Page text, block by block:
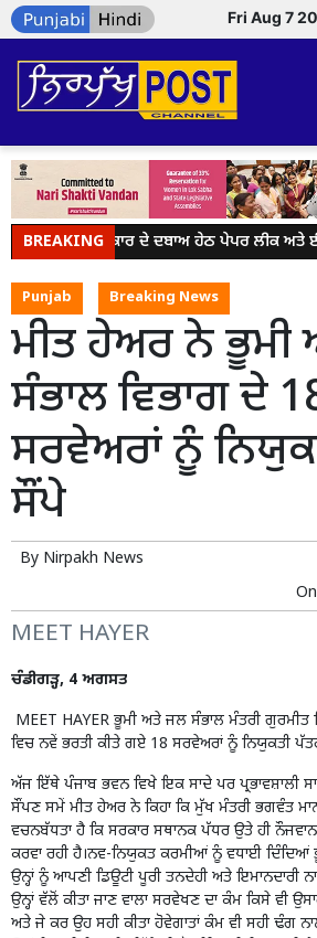
Fri Aug 7
BREAKING
ਮੋਦੀ ਸਰਕਾਰ ਦੇ ਦਬਾਅ ਹੇਠ ਪੇਪਰ ਲੀਕ ਅਤੇ
Punjab Breaking News
ਮੀਤ ਹੇਅਰ ਨੇ
ਸੰਭਾਲ ਵਿਭਾਗ ਦੇ
ਸਰਵੇਅਰਾਂ ਨੂੰ
ਸੌਂਪੇ
By Nirpakh News
On
MEET HAYER
ਚੰਡੀਗੜ੍ਹ, 4 ਅਗਸਤ
MEET HAYER ਭੂਮੀ ਅਤੇ ਜਲ ਸੰਭਾਲ ਮੰਤਰੀ ਗੁਰਮੀਤ
ਵਿਚ ਨਵੇਂ ਭਰਤੀ ਕੀਤੇ ਗਏ 18 ਸਰਵੇਅਰਾਂ ਨੂੰ ਨਿਯੁਕਤੀ
ਅੱਜ ਇੱਥੇ ਪੰਜਾਬ ਭਵਨ ਵਿਖੇ ਇਕ ਸਾਦੇ ਪਰ ਪ੍ਰਭਾਵਸ਼ਾਲੀ
ਸੌਂਪਣ ਸਮੇਂ ਮੀਤ ਹੇਅਰ ਨੇ ਕਿਹਾ ਕਿ ਮੁੱਖ ਮੰਤਰੀ ਭਗਵੰਤ
ਵਚਨਬੱਧਤਾ ਹੈ ਕਿ ਸਰਕਾਰ ਸਥਾਨਕ ਪੱਧਰ ਉਤੇ ਹੀ
ਕਰਵਾ ਰਹੀ ਹੈ।ਨਵ-ਨਿਯੁਕਤ ਕਰਮੀਆਂ ਨੂੰ ਵਧਾਈ ਦਿੰਦਿਆਂ
ਉਨ੍ਹਾਂ ਨੂੰ ਆਪਣੀ ਡਿਊਟੀ ਪੂਰੀ ਤਨਦੇਹੀ ਅਤੇ ਇਮਾਨਦਾਰੀ
ਉਨ੍ਹਾਂ ਵੱਲੋਂ ਕੀਤਾ ਜਾਣ ਵਾਲਾ ਸਰਵੇਖਣ ਦਾ ਕੰਮ ਕਿਸੇ ਵੀ
ਅਤੇ ਜੇ ਕਰ ਉਹ ਸਹੀ ਕੀਤਾ ਹੋਵੇਗਾਤਾਂ ਕੰਮ ਵੀ ਸਹੀ ਢੰਗ